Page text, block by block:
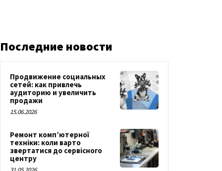
Последние новости
Продвижение социальных
сетей: как привлечь
аудиторию и увеличить
продажи
15.06.2026
Ремонт комп’ютерної
техніки: коли варто
звертатися до сервісного
центру